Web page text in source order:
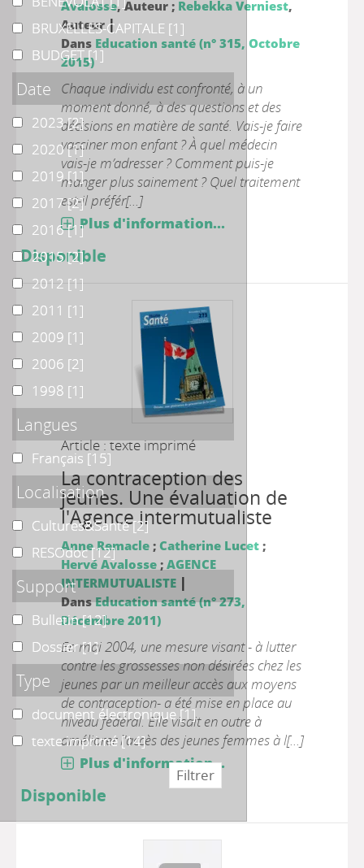
Avalosse, Auteur ; Rebekka Verniest,
Auteur|
Dans Education santé (n° 315, Octobre
2015)
Chaque individu est confronté, à un
moment donné, à des questions et des
décisions en matière de santé. Vais-je faire
vacciner mon enfant ? À quel médecin
vais-je m’adresser ? Comment puis-je
manger plus sainement ? Quel traitement
est-il préfér[...]
Plus d'information...
Disponible
Article : texte imprimé
La contraception des
jeunes. Une évaluation de
l'Agence intermutualiste
Anne Remacle; Catherine Lucet;
Hervé Avalosse; AGENCE
INTERMUTUALISTE |
DansEducation santé (n° 273,
Décembre 2011)
En mai 2004, une mesure visant - à lutter
contre les grossesses non désirées chez les
jeunes par un meilleur accès aux moyens
de contraception- a été mise en place au
niveau fédéral. Elle visait en outre à
améliorer l'accès des jeunes femmes à l[...]
Plus d'information...
Disponible
BRUXELLES-CAPITALE
BRUXELLES-CAPITALE [1]
BUDGET
BUDGET[1]
Date
20232023[2]
20202020[1]
20192019[1]
20172017[2]
20162016[1]
20152015[2]
20122012 [1]
20112011 [1]
20092009 [1]
20062006 [2]
19981998 [1]
Langues
Français
Français [15]
Localisation
Cultures&Santé
Cultures&Santé[2]
RESOdoc
RESOdoc[12]
Support
Bulletin
Bulletin[12]
Dossier
Dossier[1]
Type
document électronique
document électronique[1]
texte imprimé
texte imprimé[14]